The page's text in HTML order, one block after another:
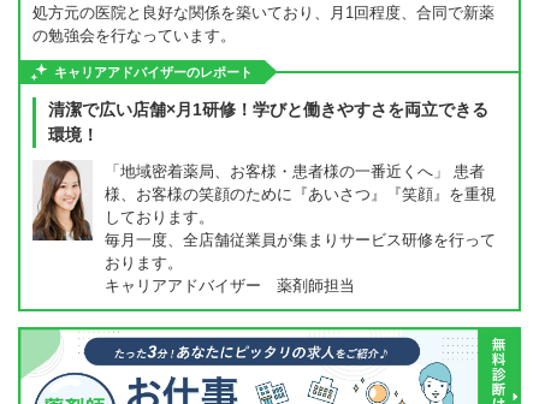
処方元の医院と良好な関係を築いており、月1回程度、合同で新薬
の勉強会を行なっています。
キャリアアドバイザーのレポート
清潔で広い店舗×月1研修！学びと働きやすさを両立できる
環境！
「地域密着薬局、お客様・患者様の一番近くへ」 患者
様、お客様の笑顔のために『あいさつ』『笑顔』を重視
しております。
毎月一度、全店舗従業員が集まりサービス研修を行って
おります。
キャリアアドバイザー 薬剤師担当